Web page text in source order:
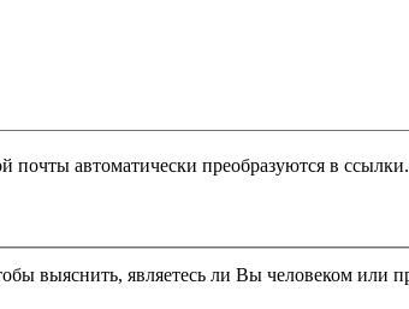
почты автоматически преобразуются в ссылки.
человеком или представляете из себя автоматическую